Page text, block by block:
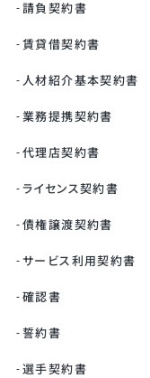
請負契約書
賃貸借契約書
人材紹介基本契約書
業務提携契約書
代理店契約書
ライセンス契約書
債権譲渡契約書
サービス利用契約書
確認書
誓約書
選手契約書